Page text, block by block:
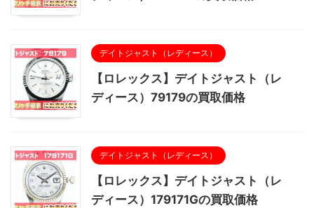
デイトジャスト（レディース）
【ロレックス】デイトジャスト（レ
ディース）79179の買取価格
デイトジャスト（レディース）
【ロレックス】デイトジャスト（レ
ディース）179171Gの買取価格